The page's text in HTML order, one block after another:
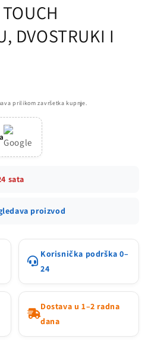
DVOSTRUKI I
prilikom završetka kupnje.
sata
proizvod
Korisnička podrška 0–
24
Dostava u 1–2 radna
dana